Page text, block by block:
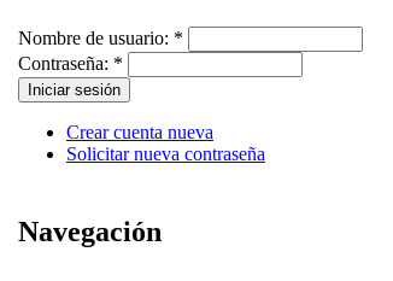
Nombre de usuario: *
Contraseña: *
Crear cuenta nueva
Solicitar nueva contraseña
Navegación